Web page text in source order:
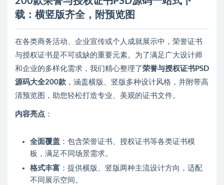
载：横竖版齐全，附预览图
在各类商务活动、企业宣传或个人成就展示中，荣誉证书
与授权证书是不可或缺的重要元素。为了满足广大设计师
和企业的多样化需求，我们精心整理了荣誉与授权证书PSD
源码大全200款 ，涵盖横版、竖版多种设计风格，并附带高
清预览图，助您轻松打造专业、美观的证书文件。
内容亮点 ：
全面覆盖 ：包含荣誉证书、授权证书等各类证书模
板，满足不同场景需求。
格式丰富 ：提供横版、竖版两种主流设计方向，适配
不同展示空间。